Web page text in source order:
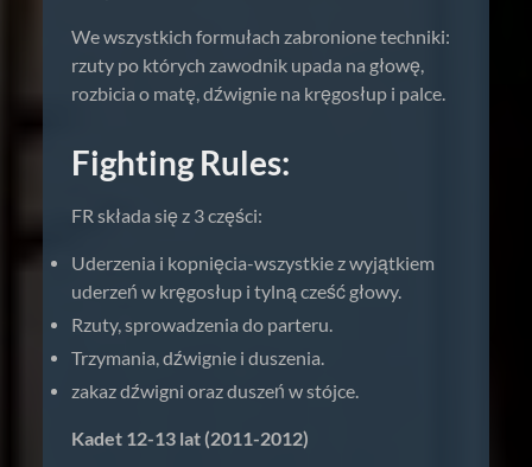
We wszystkich formułach zabronione techniki:
rzuty po których zawodnik upada na głowę,
rozbicia o matę, dźwignie na kręgosłup i palce.
Fighting Rules:
FR składa się z 3 części:
Uderzenia i kopnięcia-wszystkie z wyjątkiem
uderzeń w kręgosłup i tylną cześć głowy.
Rzuty, sprowadzenia do parteru.
Trzymania, dźwignie i duszenia.
zakaz dźwigni oraz duszeń w stójce.
Kadet 12-13 lat (2011-2012)